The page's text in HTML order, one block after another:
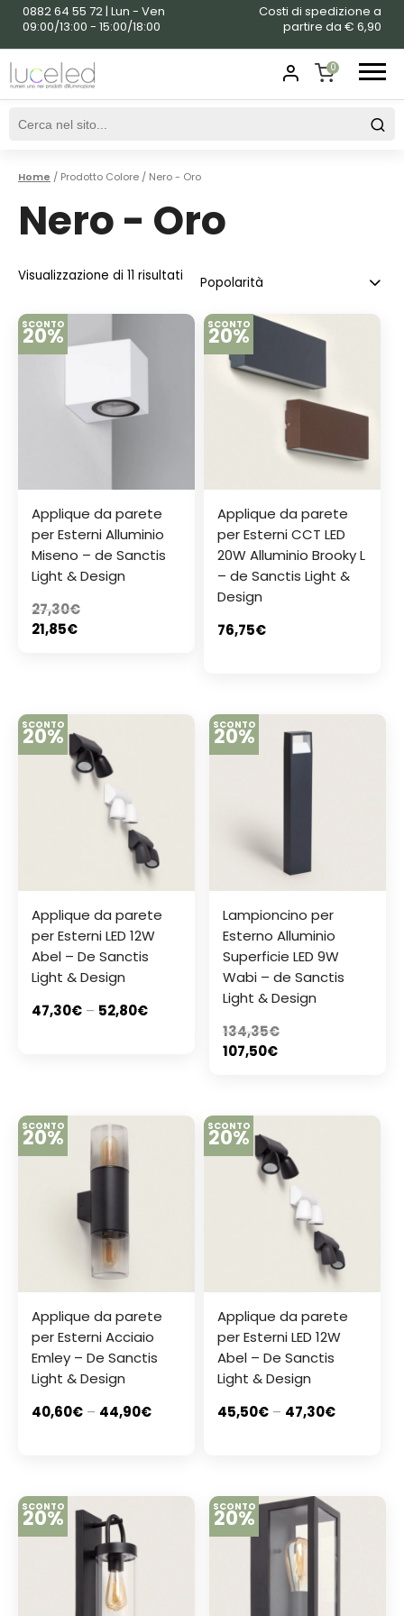
0882 64 55 72 | Lun - Ven
09:00/13:00 - 15:00/18:00
Costi di spedizione a
partire da € 6,90
0
SHOPPING
Home / Prodotto Colore / Nero - Oro
Nero - Oro
Visualizzazione di 11 risultati
SCONTO
20%
Applique da parete
per Esterni Alluminio
Miseno – de Sanctis
Light & Design
27,30€
21,85€
SCONTO
20%
Applique da parete
per Esterni CCT LED
20W Alluminio Brooky L
– de Sanctis Light &
Design
76,75€
SCONTO
20%
Applique da parete
per Esterni LED 12W
Abel – De Sanctis
Light & Design
47,30€ – 52,80€
SCONTO
20%
Lampioncino per
Esterno Alluminio
Superficie LED 9W
Wabi – de Sanctis
Light & Design
134,35€
107,50€
SCONTO
20%
Applique da parete
per Esterni Acciaio
Emley – De Sanctis
Light & Design
40,60€ – 44,90€
SCONTO
20%
Applique da parete
per Esterni LED 12W
Abel – De Sanctis
Light & Design
45,50€ – 47,30€
SCONTO
20% SCONTO
20%